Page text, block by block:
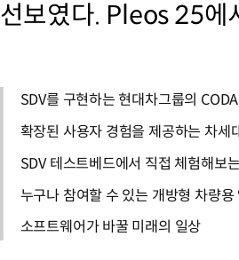
선보였다. Pleos 25에
SDV를 구현하는 현대차그룹의 CODA
확장된 사용자 경험을 제공하는 차
SDV 테스트베드에서 직접 체험해보
누구나 참여할 수 있는 개방형 차량
소프트웨어가 바꿀 미래의 일상